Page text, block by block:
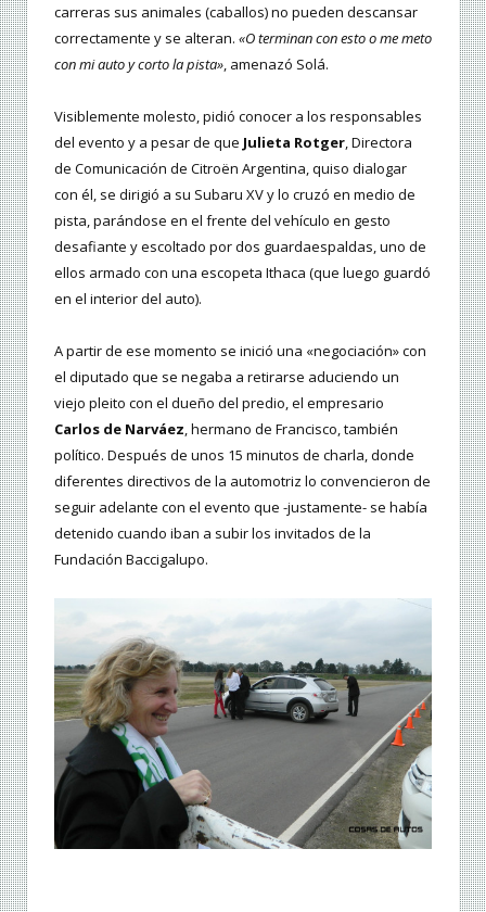
carreras sus animales (caballos) no pueden descansar
correctamente y se alteran. «O terminan con esto o me meto
con mi auto y corto la pista», amenazó Solá.
Visiblemente molesto, pidió conocer a los responsables
del evento y a pesar de que Julieta Rotger, Directora
de Comunicación de Citroën Argentina, quiso dialogar
con él, se dirigió a su Subaru XV y lo cruzó en medio de
pista, parándose en el frente del vehículo en gesto
desafiante y escoltado por dos guardaespaldas, uno de
ellos armado con una escopeta Ithaca (que luego guardó
en el interior del auto).
A partir de ese momento se inició una «negociación» con
el diputado que se negaba a retirarse aduciendo un
viejo pleito con el dueño del predio, el empresario
Carlos de Narváez, hermano de Francisco, también
político. Después de unos 15 minutos de charla, donde
diferentes directivos de la automotriz lo convencieron de
seguir adelante con el evento que -justamente- se había
detenido cuando iban a subir los invitados de la
Fundación Baccigalupo.